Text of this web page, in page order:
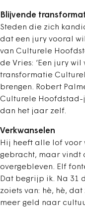
Blijvende
Steden die zich
dat een jury vooral
van Culturele
de Vries: ‘Een jury
transformatie
brengen. Robert
Culturele
dan het jaar zelf.
Verkwanselen
Hij heeft alle lof voor
gebracht, maar vindt
overgebleven. Elf
Dat begrijp ik. Na 31
zoiets van: hè, hè,
meer geld naar